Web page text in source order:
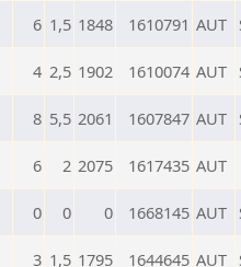
6 1,5 1848 1610791 AUT
4 2,5 1902 1610074 AUT
8 5,5 2061 1607847 AUT
6 2 2075 1617435 AUT
0 0 0 1668145 AUT
3 1,5 1795 1644645 AUT